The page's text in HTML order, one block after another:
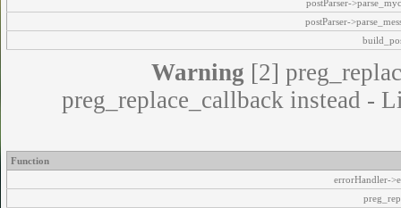
postParser-
postParser-
Warning [2]
preg_replace_callback instead -
Function
errorHandler-